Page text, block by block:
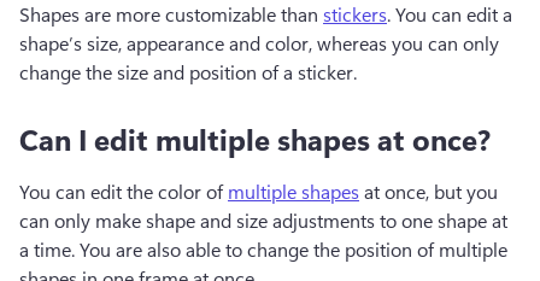
Shapes are more customizable than stickers. You can edit a
shape’s size, appearance and color, whereas you can only
change the size and position of a sticker.
Can I edit multiple shapes at once?
You can edit the color of multiple shapes at once, but you
can only make shape and size adjustments to one shape at
a time. You are also able to change the position of multiple